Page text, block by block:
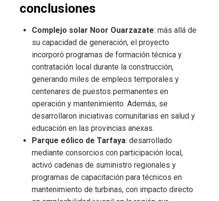
conclusiones
Complejo solar Noor Ouarzazate: más allá de
su capacidad de generación, el proyecto
incorporó programas de formación técnica y
contratación local durante la construcción,
generando miles de empleos temporales y
centenares de puestos permanentes en
operación y mantenimiento. Además, se
desarrollaron iniciativas comunitarias en salud y
educación en las provincias anexas.
Parque eólico de Tarfaya: desarrollado
mediante consorcios con participación local,
activó cadenas de suministro regionales y
programas de capacitación para técnicos en
mantenimiento de turbinas, con impacto directo